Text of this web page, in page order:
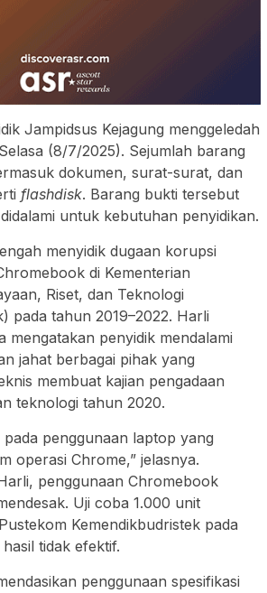
Jampidsus Kejagung menggeledah
(8/7/2025). Sejumlah barang
dokumen, surat-surat, dan
flashdisk. Barang bukti tersebut
untuk kebutuhan penyidikan.
menyidik dugaan korupsi
di Kementerian
Riset, dan Teknologi
pada tahun 2019–2022. Harli
mengatakan penyidik mendalami
jahat berbagai pihak yang
membuat kajian pengadaan
teknologi tahun 2020.
pada penggunaan laptop yang
operasi Chrome,” jelasnya.
penggunaan Chromebook
Uji coba 1.000 unit
Kemendikbudristek pada
tidak efektif.
penggunaan spesifikasi